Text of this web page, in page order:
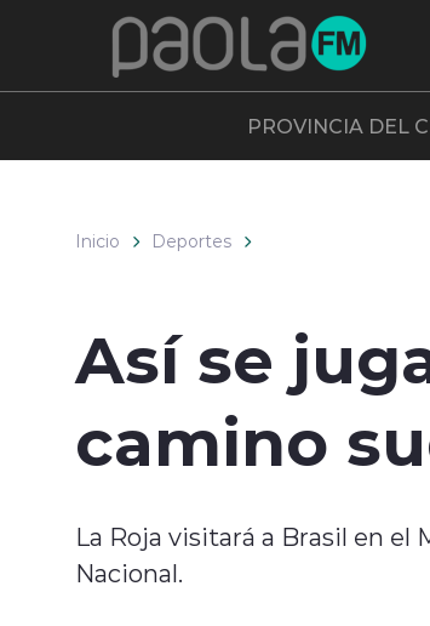
PROVINCIA DEL
Inicio Deportes
Así se
camino
La Roja visitará a Brasil en el
Nacional.